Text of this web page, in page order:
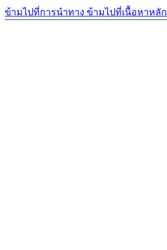
ข้ามไปที่การนำทาง ข้ามไปที่เนื้อหาหลัก